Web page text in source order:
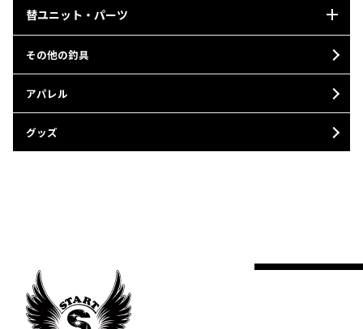
替ユニット・パーツ
その他の釣具
アパレル
グッズ